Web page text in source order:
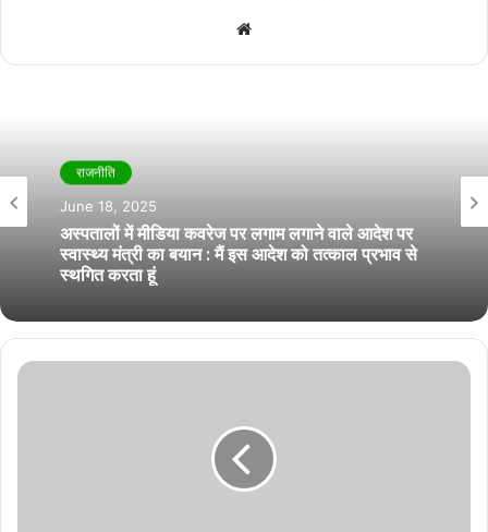
Website
राजनीति
June 18, 2025
अस्पतालों में मीडिया कवरेज पर लगाम लगाने वाले आदेश पर
स्वास्थ्य मंत्री का बयान : मैं इस आदेश को तत्काल प्रभाव से
स्थगित करता हूं